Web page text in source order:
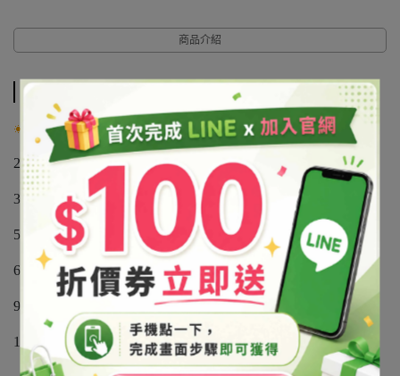
商品介紹
商品介紹
產品說明：
2號：高1.9cm、上底1.6cm、下底1.5cm
3號：高1.9cm、上底1.8cm、下底1.5cm
5號：高2cm、上底2cm、下底1.5cm
6號：高2cm、上底2.2cm、下底2cm
9號：高2.9cm、上底2.9cm、下底2.4cm
12號：高3cm、上底3.5cm、下底3cm